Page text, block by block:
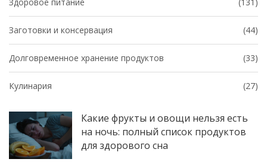
Заготовки и консервация (44)
Долговременное хранение продуктов (33)
Кулинария (27)
Какие фрукты и овощи нельзя есть
на ночь: полный список продуктов
для здорового сна